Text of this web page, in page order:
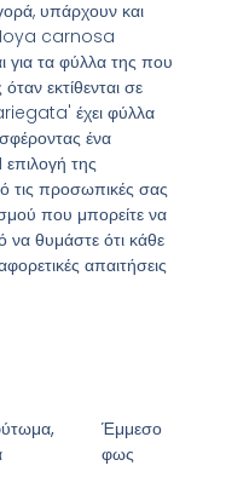
υπάρχουν και
Hoya carnosa
για τα φύλλα της που
εκτίθενται σε
έχει φύλλα
ένα
επιλογή της
τις προσωπικές σας
που μπορείτε να
να θυμάστε ότι κάθε
απαιτήσεις
Έμμεσο
φως